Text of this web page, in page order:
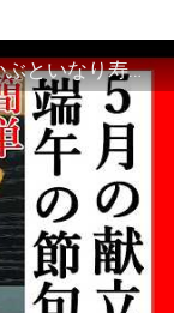
【意外と簡単に作れる５月の献立かぶといなり寿司】端午の節句・Japanese food#和食レシピ日本料理案内所